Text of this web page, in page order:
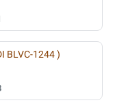
BLVC-1244 )